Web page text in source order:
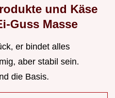
und Käse
Guss Masse
er bindet alles
aber stabil sein.
die Basis.